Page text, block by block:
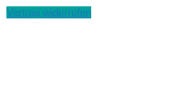
Vertrag widerrufen